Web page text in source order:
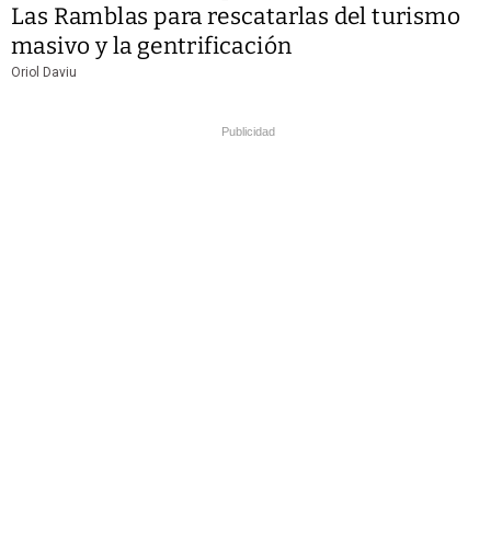
Las Ramblas para rescatarlas del turismo
masivo y la gentrificación
Oriol Daviu
Publicidad